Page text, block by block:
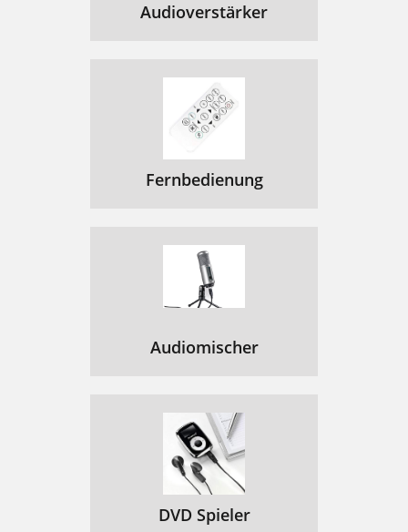
Audioverstärker
Fernbedienung
Audiomischer
DVD Spieler